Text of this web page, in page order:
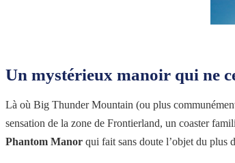
Un mystérieux manoir qui ne
Là où Big Thunder Mountain (ou plus
sensation de la zone de Frontierland, un coaster
Phantom Manor qui fait sans doute l’objet du plus